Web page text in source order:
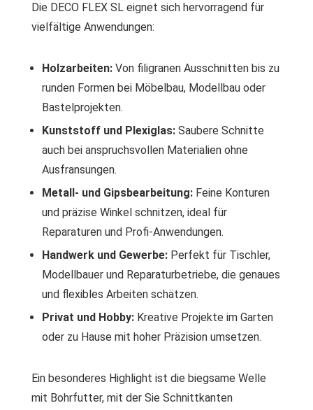
Die DECO FLEX SL eignet sich hervorragend für
vielfältige Anwendungen:
Holzarbeiten: Von filigranen Ausschnitten bis zu
runden Formen bei Möbelbau, Modellbau oder
Bastelprojekten.
Kunststoff und Plexiglas: Saubere Schnitte
auch bei anspruchsvollen Materialien ohne
Ausfransungen.
Metall- und Gipsbearbeitung: Feine Konturen
und präzise Winkel schnitzen, ideal für
Reparaturen und Profi-Anwendungen.
Handwerk und Gewerbe: Perfekt für Tischler,
Modellbauer und Reparaturbetriebe, die genaues
und flexibles Arbeiten schätzen.
Privat und Hobby: Kreative Projekte im Garten
oder zu Hause mit hoher Präzision umsetzen.
Ein besonderes Highlight ist die biegsame Welle
mit Bohrfutter, mit der Sie Schnittkanten